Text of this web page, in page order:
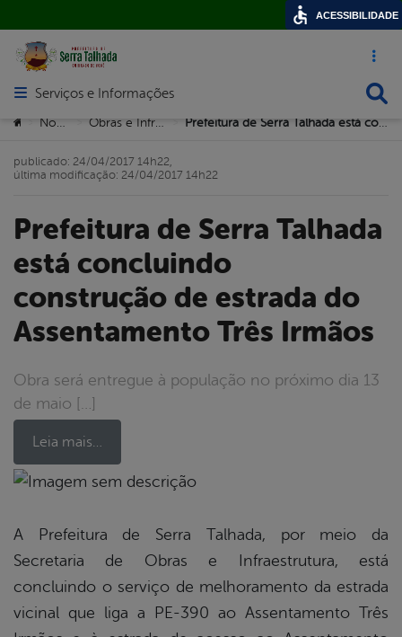
Acesso
Abrir menu principal de navegação
Serviços e Informações
Você está aqui:
> > Obras e Infrastrutura > Prefeitura de Serra Talhada está concluindo construção de estrada do Assentamento Três Irmãos
Prefeitura de Serra Talhada
está concluindo
construção de estrada do
Assentamento Três Irmãos
Obra será entregue à população no próximo dia 13
de maio […]
Leia mais…
publicado: 24/04/2017 14h22,
última modificação: 24/04/2017 14h22
A Prefeitura de Serra Talhada, por meio da
Secretaria de Obras e Infraestrutura, está
concluindo o serviço de melhoramento da estrada
vicinal que liga a PE-390 ao Assentamento Três
ACESSIBILIDADE